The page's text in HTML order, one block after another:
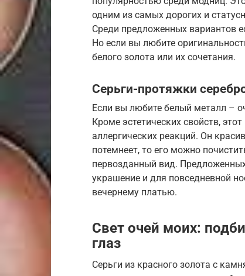
одним из самых дорогих и
Среди предложенных вариантов
Но если вы любите
белого золота или их сочетания.
Серьги-протяжки
Если вы любите белый металл –
Кроме эстетических свойств,
аллергических реакций. Он
потемнеет, то его можно
первозданный вид.
украшение и для повседневной
вечернему платью.
Свет очей моих:
глаз
Серьги из красного золота с